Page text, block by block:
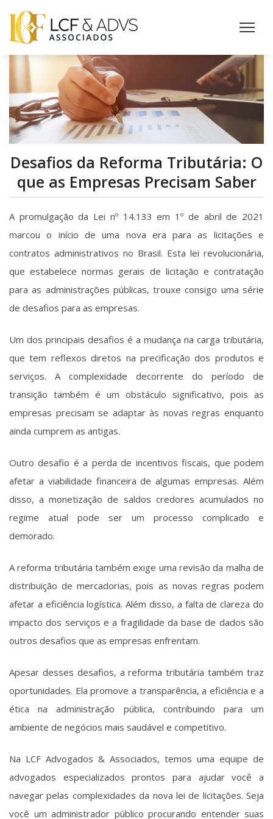
Desafios da Reforma Tributária: O
que as Empresas Precisam Saber
A promulgação da Lei nº 14.133 em 1º de abril de 2021
marcou o início de uma nova era para as licitações e
contratos administrativos no Brasil. Esta lei revolucionária,
que estabelece normas gerais de licitação e contratação
para as administrações públicas, trouxe consigo uma série
de desafios para as empresas.
Um dos principais desafios é a mudança na carga tributária,
que tem reflexos diretos na precificação dos produtos e
serviços. A complexidade decorrente do período de
transição também é um obstáculo significativo, pois as
empresas precisam se adaptar às novas regras enquanto
ainda cumprem as antigas.
Outro desafio é a perda de incentivos fiscais, que podem
afetar a viabilidade financeira de algumas empresas. Além
disso, a monetização de saldos credores acumulados no
regime atual pode ser um processo complicado e
demorado.
A reforma tributária também exige uma revisão da malha de
distribuição de mercadorias, pois as novas regras podem
afetar a eficiência logística. Além disso, a falta de clareza do
impacto dos serviços e a fragilidade da base de dados são
outros desafios que as empresas enfrentam.
Apesar desses desafios, a reforma tributária também traz
oportunidades. Ela promove a transparência, a eficiência e a
ética na administração pública, contribuindo para um
ambiente de negócios mais saudável e competitivo.
Na LCF Advogados & Associados, temos uma equipe de
advogados especializados prontos para ajudar você a
navegar pelas complexidades da nova lei de licitações. Seja
você um administrador público procurando entender suas